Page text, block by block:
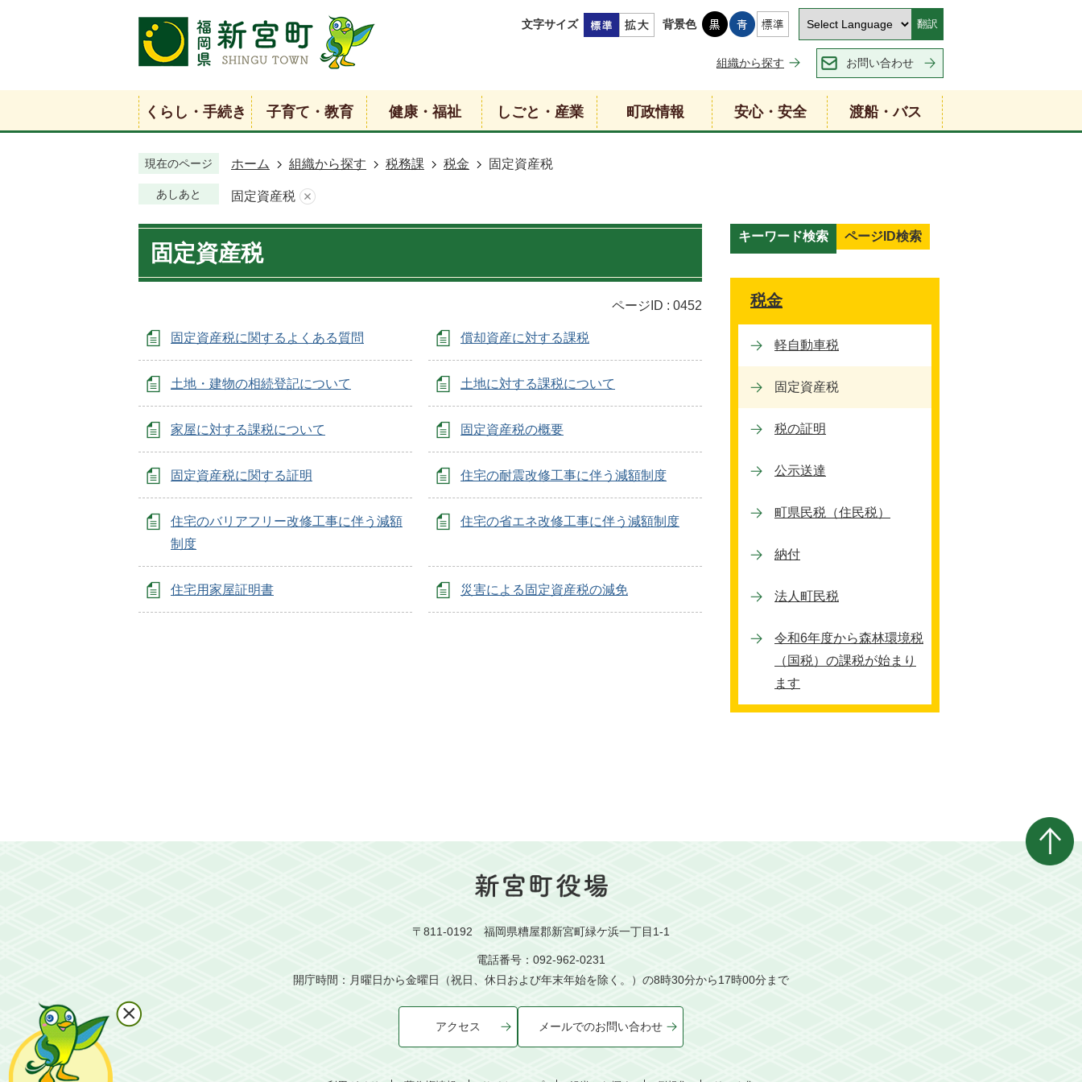
文字サイズ 背景色 翻訳
組織から探す お問い合わせ
くらし・手続き 子育て・教育 健康・福祉 しごと・産業 町政情報 安心・安全 渡船・バス
現在のページ ホーム 組織から探す 税務課 税金 固定資産税
あしあと 固定資産税
固定資産税
ページID : 0452
固定資産税に関するよくある質問 償却資産に対する課税
土地・建物の相続登記について 土地に対する課税について
家屋に対する課税について 固定資産税の概要
固定資産税に関する証明 住宅の耐震改修工事に伴う減額制度
住宅のバリアフリー改修工事に伴う減額
制度
住宅の省エネ改修工事に伴う減額制度
住宅用家屋証明書 災害による固定資産税の減免
キーワード検索
ページID検索
ー
ド
税金
軽自動車税
固定資産税
税の証明
公示送達
町県民税（住民税）
納付
法人町民税
令和6年度から森林環境税
（国税）の課税が始まり
ます
〒811-0192 福岡県糟屋郡新宮町緑ケ浜一丁目1-1
電話番号：092-962-0231
開庁時間：月曜日から金曜日（祝日、休日および年末年始を除く。）の8時30分から17時00分まで
アクセス メールでのお問い合わせ